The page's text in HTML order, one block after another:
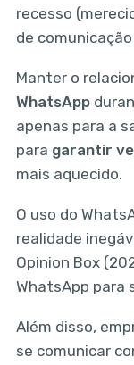
recesso
de
Manter o
WhatsApp
apenas para a
para garantir
mais aquecido.
O uso do
realidade
Opinion Box
WhatsApp para
Além disso,
se comunicar